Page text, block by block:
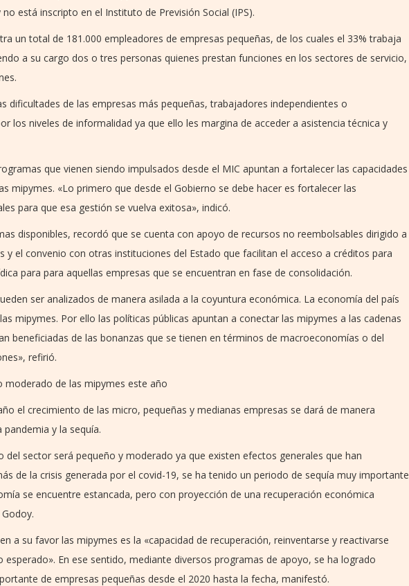
está inscripto en el Instituto de Previsión Social (IPS).
un total de 181.000 empleadores de empresas pequeñas, de los cuales el 33% trabaja
a su cargo dos o tres personas quienes prestan funciones en los sectores de servicio,
dificultades de las empresas más pequeñas, trabajadores independientes o
los niveles de informalidad ya que ello les margina de acceder a asistencia técnica y
que vienen siendo impulsados desde el MIC apuntan a fortalecer las capacidades
mipymes. «Lo primero que desde el Gobierno se debe hacer es fortalecer las
para que esa gestión se vuelva exitosa», indicó.
disponibles, recordó que se cuenta con apoyo de recursos no reembolsables dirigido a
y el convenio con otras instituciones del Estado que facilitan el acceso a créditos para
para para aquellas empresas que se encuentran en fase de consolidación.
ser analizados de manera asilada a la coyuntura económica. La economía del país
mipymes. Por ello las políticas públicas apuntan a conectar las mipymes a las cadenas
beneficiadas de las bonanzas que se tienen en términos de macroeconomías o del
refirió.
moderado de las mipymes este año
el crecimiento de las micro, pequeñas y medianas empresas se dará de manera
y la sequía.
del sector será pequeño y moderado ya que existen efectos generales que han
de la crisis generada por el covid-19, se ha tenido un periodo de sequía muy importante
se encuentre estancada, pero con proyección de una recuperación económica
a su favor las mipymes es la «capacidad de recuperación, reinventarse y reactivarse
esperado». En ese sentido, mediante diversos programas de apoyo, se ha logrado
de empresas pequeñas desde el 2020 hasta la fecha, manifestó.